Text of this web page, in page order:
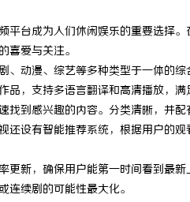
平台成为人们休闲娱乐的重要选
喜爱与关注。
动漫、综艺等多种类型于一体的
品，支持多语言翻译和高清播放，满
找到感兴趣的内容。分类清晰，并
还设有智能推荐系统，根据用户的
更新，确保用户能第一时间看到最
连续剧的可能性最大化。